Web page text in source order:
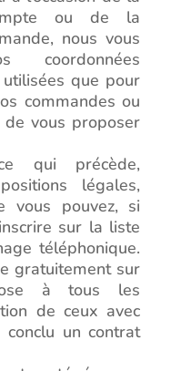
ou de la
nous vous
coordonnées
que pour
commandes ou
vous proposer
qui précède,
légales,
vous pouvez, si
sur la liste
téléphonique.
gratuitement sur
à tous les
de ceux avec
un contrat